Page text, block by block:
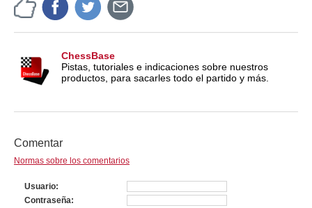
ChessBase
Pistas, tutoriales e indicaciones sobre nuestros
productos, para sacarles todo el partido y más.
Comentar
Normas sobre los comentarios
Usuario
Contraseña